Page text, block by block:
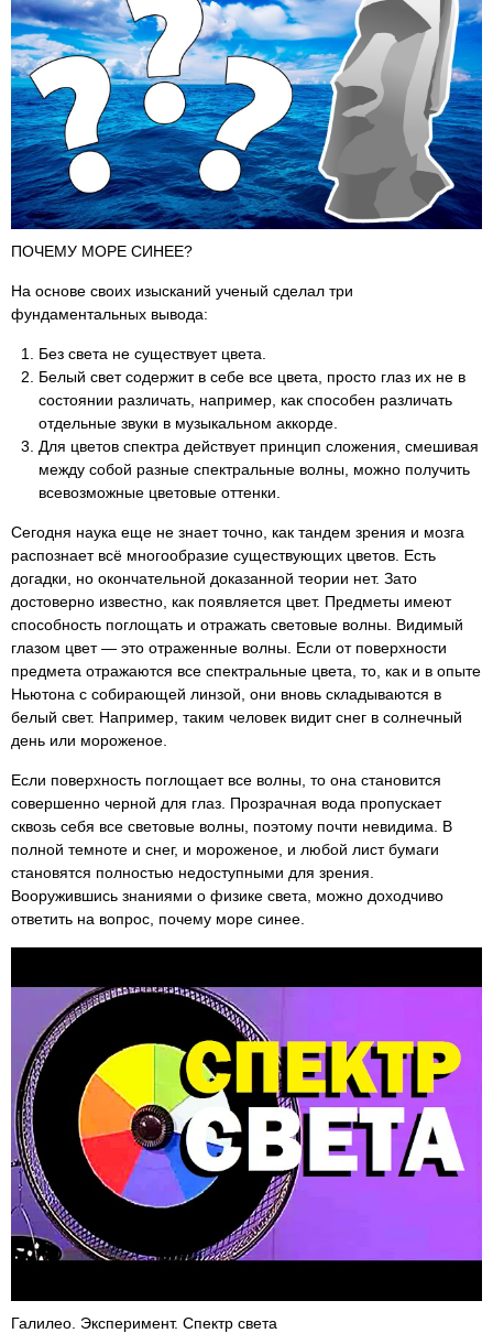
ПОЧЕМУ МОРЕ СИНЕЕ?
На основе своих изысканий ученый сделал три
фундаментальных вывода:
Без света не существует цвета.
Белый свет содержит в себе все цвета, просто глаз их не в
состоянии различать, например, как способен различать
отдельные звуки в музыкальном аккорде.
Для цветов спектра действует принцип сложения, смешивая
между собой разные спектральные волны, можно получить
всевозможные цветовые оттенки.
Сегодня наука еще не знает точно, как тандем зрения и мозга
распознает всё многообразие существующих цветов. Есть
догадки, но окончательной доказанной теории нет. Зато
достоверно известно, как появляется цвет. Предметы имеют
способность поглощать и отражать световые волны. Видимый
глазом цвет — это отраженные волны. Если от поверхности
предмета отражаются все спектральные цвета, то, как и в опыте
Ньютона с собирающей линзой, они вновь складываются в
белый свет. Например, таким человек видит снег в солнечный
день или мороженое.
Если поверхность поглощает все волны, то она становится
совершенно черной для глаз. Прозрачная вода пропускает
сквозь себя все световые волны, поэтому почти невидима. В
полной темноте и снег, и мороженое, и любой лист бумаги
становятся полностью недоступными для зрения.
Вооружившись знаниями о физике света, можно доходчиво
ответить на вопрос, почему море синее.
Галилео. Эксперимент. Спектр света